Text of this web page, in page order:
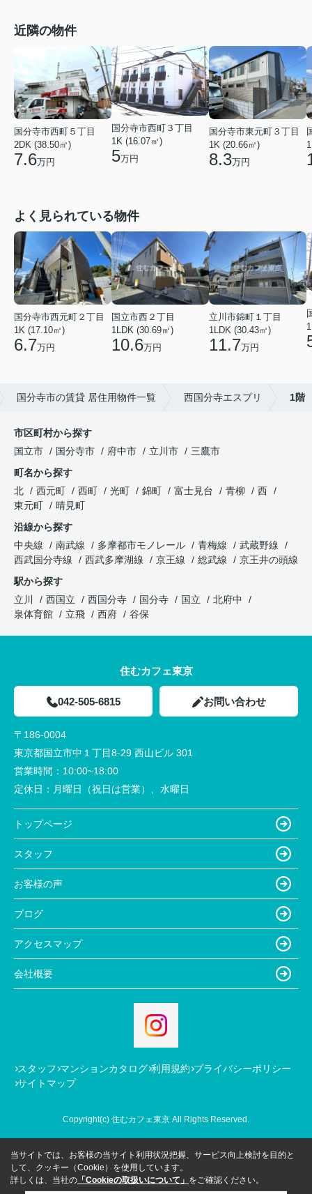
近隣の物件
国分寺市西町５丁目
2DK (38.50㎡)
7.6万円
国分寺市西町３丁目
1K (16.07㎡)
5万円
国分寺市東元町３丁目
1K (20.66㎡)
8.3万円
よく見られている物件
国分寺市西元町２丁目
1K (17.10㎡)
6.7万円
国立市西２丁目
1LDK (30.69㎡)
10.6万円
立川市錦町１丁目
1LDK (30.43㎡)
11.7万円
国分寺市の賃貸 居住用物件一覧 西国分寺エスプリ 1階
市区町村から探す
国立市
国分寺市 府中市 立川市
三鷹市
町名から探す
北
西元町 西町 光町 錦町 富士見台 青柳
西
東元町
晴見町
沿線から探す
中央線
南武線 多摩都市モノレール 青梅線
武蔵野線
西武国分寺線
西武多摩湖線 京王線 総武線
京王井の頭線
駅から探す
立川
西国立 西国分寺 国分寺 国立
北府中
泉体育館
立飛 西府 谷保
住むカフェ東京
042-505-6815 お問い合わせ
〒186-0004
東京都国立市中１丁目8-29 西山ビル 301
営業時間： 10:00~18:00
定休日： 月曜日（祝日は営業）、水曜日
トップページ
スタッフ
お客様の声
ブログ
アクセスマップ
会社概要
スタッフ マンションカタログ 利用規約 プライバシーポリシー
サイトマップ
Copyright(c) 住むカフェ東京 All Rights Reserved.
当サイトでは、お客様の当サイト利用状況把握、サービス向上検討を目的と
して、クッキー（Cookie）を使用しています。
詳しくは、当社の 「Cookieの取扱いについて」 をご確認ください。